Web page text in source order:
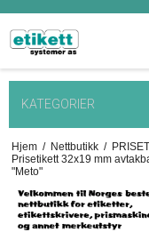
KATEGORIER
Hjem / Nettbutikk /
Prisetikett 32x19 mm
"Meto"